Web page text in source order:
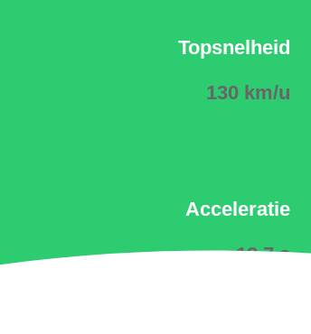
Topsnelheid
130 km/u
Acceleratie
12.7 s